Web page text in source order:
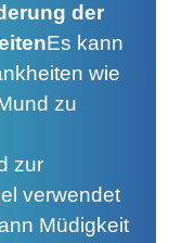
der
Es kann
wie
zu
zur
verwendet
Müdigkeit